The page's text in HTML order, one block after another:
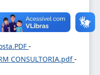
-
CONSULTORIA.pdf-